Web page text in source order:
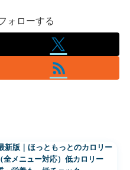
ォローする
新版｜ほっともっとのカロリー
全メニュー対応）低カロリー